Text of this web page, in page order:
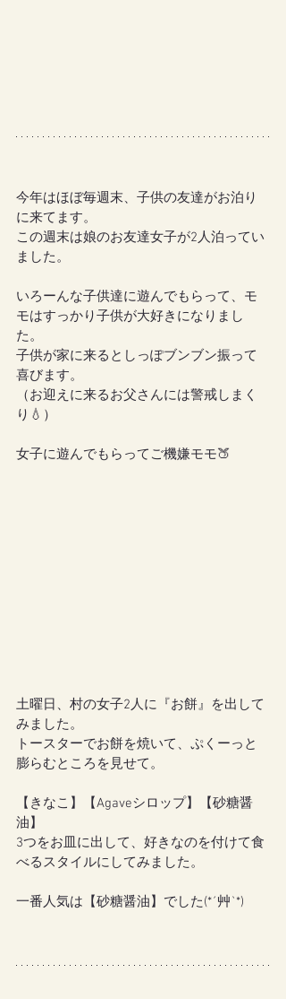
今年はほぼ毎週末、子供の友達がお泊り
に来てます。
この週末は娘のお友達女子が2人泊ってい
ました。
いろーんな子供達に遊んでもらって、モ
モはすっかり子供が大好きになりまし
た。
子供が家に来るとしっぽブンブン振って
喜びます。
（お迎えに来るお父さんには警戒しまく
り💧）
女子に遊んでもらってご機嫌モモ🍑
土曜日、村の女子2人に『お餅』を出して
みました。
トースターでお餅を焼いて、ぷくーっと
膨らむところを見せて。
【きなこ】【Agaveシロップ】【砂糖醤
油】
3つをお皿に出して、好きなのを付けて食
べるスタイルにしてみました。
一番人気は【砂糖醤油】でした(*´艸`*)